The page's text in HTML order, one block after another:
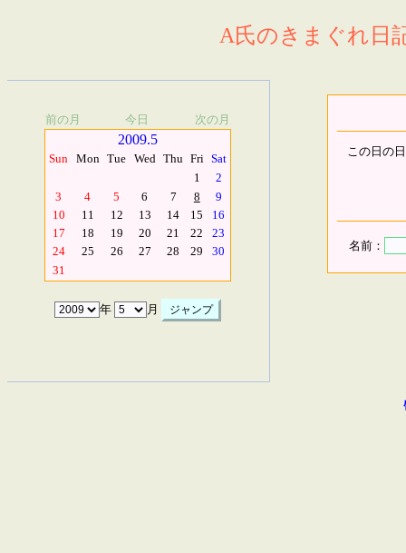
A氏のきまぐれ日
前の月 今日 次の月
2009.5
Sun Mon Tue Wed Thu Fri Sat
1
2
3
4 5 6 7 8
9
10
11 12 13 14 15
16
17
18 19 20 21 22
23
24
25 26 27 28 29
30
31
年 月
この日の
名前：